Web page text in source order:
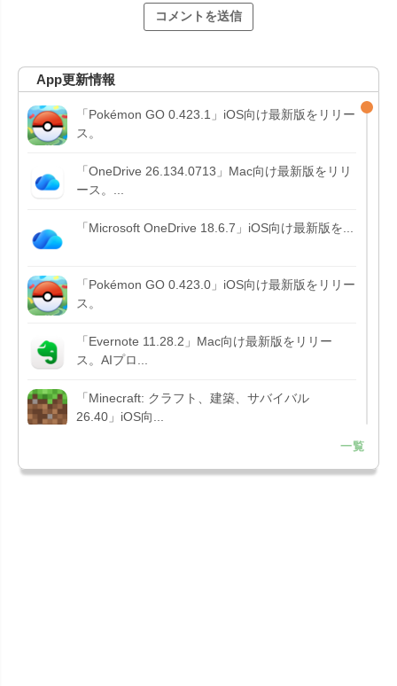
App更新情報
「Pokémon GO 0.423.1」iOS向け最新版をリリー
ス。
「OneDrive 26.134.0713」Mac向け最新版をリリ
ース。...
「Microsoft OneDrive 18.6.7」iOS向け最新版を...
「Pokémon GO 0.423.0」iOS向け最新版をリリー
ス。
「Evernote 11.28.2」Mac向け最新版をリリー
ス。AIプロ...
「Minecraft: クラフト、建築、サバイバル
26.40」iOS向...
151.0.7922....
一覧